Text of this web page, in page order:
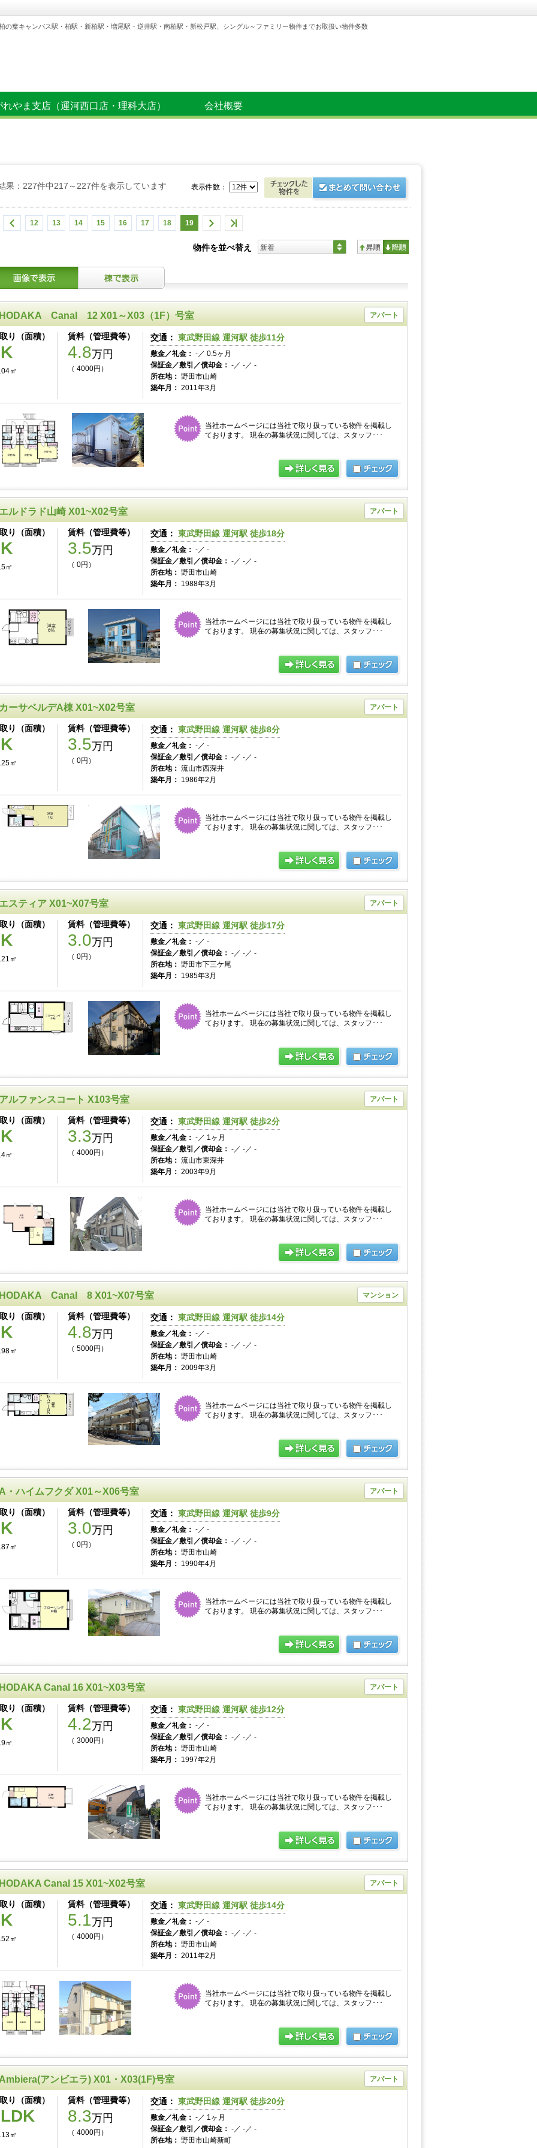
の葉キャンパス駅・柏駅・新柏駅・増尾駅・逆井駅・南柏駅・新松戸駅、シングル～ファミリー物件までお取扱い物件多数
れやま支店（運河西口店・理科大店） 会社概要
果：227件中217～227件を表示しています
12 13 14 15 16 17 18 19
表示件数：
物件を並べ替え 新着
Canal 12 X01～X03（1F）号室 アパート
り（面積）
㎡
賃料（管理費等）
4.8万円
（ 4000円）
交通： 東武野田線 運河駅 徒歩11分
敷金／礼金： -／ 0.5ヶ月
保証金／敷引／償却金： -／ -／ -
所在地： 野田市山崎
築年月： 2011年3月
当社ホームページには当社で取り扱っている物件を掲載し
ております。 現在の募集状況に関しては、スタッフ･･･
ルドラド山崎 X01~X02号室 アパート
り（面積）
㎡
賃料（管理費等）
3.5万円
（ 0円）
交通： 東武野田線 運河駅 徒歩18分
敷金／礼金： -／ -
保証金／敷引／償却金： -／ -／ -
所在地： 野田市山崎
築年月： 1988年3月
当社ホームページには当社で取り扱っている物件を掲載し
ております。 現在の募集状況に関しては、スタッフ･･･
ーサベルデA棟 X01~X02号室 アパート
り（面積）
㎡
賃料（管理費等）
3.5万円
（ 0円）
交通： 東武野田線 運河駅 徒歩8分
敷金／礼金： -／ -
保証金／敷引／償却金： -／ -／ -
所在地： 流山市西深井
築年月： 1986年2月
当社ホームページには当社で取り扱っている物件を掲載し
ております。 現在の募集状況に関しては、スタッフ･･･
スティア X01~X07号室 アパート
り（面積）
㎡
賃料（管理費等）
3.0万円
（ 0円）
交通： 東武野田線 運河駅 徒歩17分
敷金／礼金： -／ -
保証金／敷引／償却金： -／ -／ -
所在地： 野田市下三ケ尾
築年月： 1985年3月
当社ホームページには当社で取り扱っている物件を掲載し
ております。 現在の募集状況に関しては、スタッフ･･･
ルファンスコート X103号室 アパート
り（面積）
㎡
賃料（管理費等）
3.3万円
（ 4000円）
交通： 東武野田線 運河駅 徒歩2分
敷金／礼金： -／ 1ヶ月
保証金／敷引／償却金： -／ -／ -
所在地： 流山市東深井
築年月： 2003年9月
当社ホームページには当社で取り扱っている物件を掲載し
ております。 現在の募集状況に関しては、スタッフ･･･
Canal 8 X01~X07号室 マンション
り（面積）
㎡
賃料（管理費等）
4.8万円
（ 5000円）
交通： 東武野田線 運河駅 徒歩14分
敷金／礼金： -／ -
保証金／敷引／償却金： -／ -／ -
所在地： 野田市山崎
築年月： 2009年3月
当社ホームページには当社で取り扱っている物件を掲載し
ております。 現在の募集状況に関しては、スタッフ･･･
・ハイムフクダ X01～X06号室 アパート
り（面積）
㎡
賃料（管理費等）
3.0万円
（ 0円）
交通： 東武野田線 運河駅 徒歩9分
敷金／礼金： -／ -
保証金／敷引／償却金： -／ -／ -
所在地： 野田市山崎
築年月： 1990年4月
当社ホームページには当社で取り扱っている物件を掲載し
ております。 現在の募集状況に関しては、スタッフ･･･
Canal 16 X01~X03号室 アパート
り（面積）
㎡
賃料（管理費等）
4.2万円
（ 3000円）
交通： 東武野田線 運河駅 徒歩12分
敷金／礼金： -／ -
保証金／敷引／償却金： -／ -／ -
所在地： 野田市山崎
築年月： 1997年2月
当社ホームページには当社で取り扱っている物件を掲載し
ております。 現在の募集状況に関しては、スタッフ･･･
Canal 15 X01~X02号室 アパート
り（面積）
㎡
賃料（管理費等）
5.1万円
（ 4000円）
交通： 東武野田線 運河駅 徒歩14分
敷金／礼金： -／ -
保証金／敷引／償却金： -／ -／ -
所在地： 野田市山崎
築年月： 2011年2月
当社ホームページには当社で取り扱っている物件を掲載し
ております。 現在の募集状況に関しては、スタッフ･･･
アンビエラ) X01・X03(1F)号室 アパート
り（面積）
㎡
賃料（管理費等）
8.3万円
（ 4000円）
交通： 東武野田線 運河駅 徒歩20分
敷金／礼金： -／ 1ヶ月
保証金／敷引／償却金： -／ -／ -
所在地： 野田市山崎新町